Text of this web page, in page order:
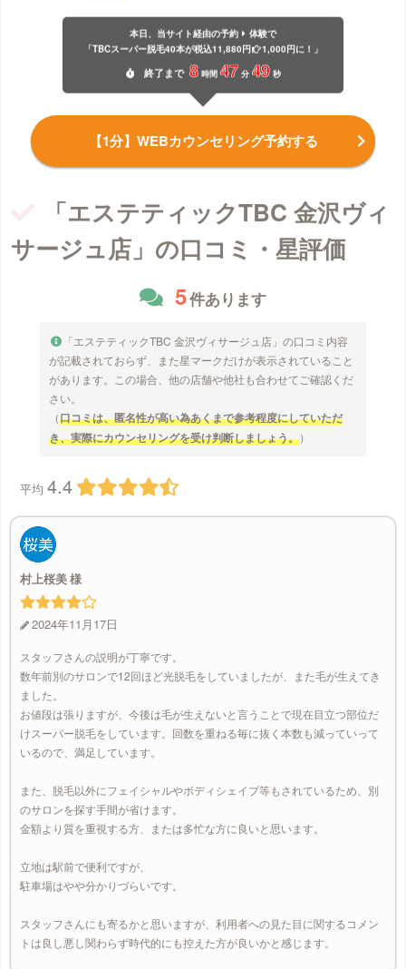
本日、当サイト経由の予約
体験で
「TBCスーパー脱毛40本が税込11,880円
1,000円に！」
終了 まで 8 時間 47 分 49 秒
【1分】WEBカウンセリング予約する
「エステティックTBC 金沢ヴィ
サージュ店」の口コミ・星評価
5件あります
「エステティックTBC 金沢ヴィサージュ店」の口コミ内容
が記載されておらず、また星マークだけが表示されていること
があります。この場合、他の店舗や他社も合わせてご確認くだ
さい。
（口コミは、匿名性が高い為あくまで参考程度にしていただ
き、実際にカウンセリングを受け判断しましょう。）
平均4.4
村上桜美
2024年11月17日
スタッフさんの説明が丁寧です。
数年前別のサロンで12回ほど光脱毛をしていましたが、また毛が生えてき
ました。
お値段は張りますが、今後は毛が生えないと言うことで現在目立つ部位だ
けスーパー脱毛をしています。回数を重ねる毎に抜く本数も減っていって
いるので、満足しています。
また、脱毛以外にフェイシャルやボディシェイプ等もされているため、別
のサロンを探す手間が省けます。
金額より質を重視する方、または多忙な方に良いと思います。
立地は駅前で便利ですが、
駐車場はやや分かりづらいです。
スタッフさんにも寄るかと思いますが、利用者への見た目に関するコメン
トは良し悪し関わらず時代的にも控えた方が良いかと感じます。